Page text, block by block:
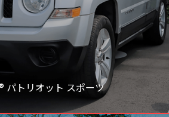
パトリオット スポーツ